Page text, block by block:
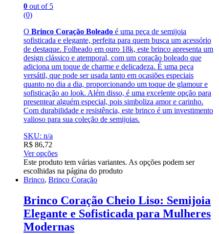
0 out of 5
(0)
O Brinco Coração Boleado é uma peça de semijoia
sofisticada e elegante, perfeita para quem busca um acessório
de destaque. Folheado em ouro 18k, este brinco apresenta um
design clássico e atemporal, com um coração boleado que
adiciona um toque de charme e delicadeza. É uma peça
versátil, que pode ser usada tanto em ocasiões especiais
quanto no dia a dia, proporcionando um toque de glamour e
sofisticação ao look. Além disso, é uma excelente opção para
presentear alguém especial, pois simboliza amor e carinho.
Com durabilidade e resistência, este brinco é um investimento
valioso para sua coleção de semijoias.
SKU: n/a
R$ 86,72
Ver opções
Este produto tem várias variantes. As opções podem ser
escolhidas na página do produto
Brinco, Brinco Coração
Brinco Coração Cheio Liso: Semijoia
Elegante e Sofisticada para Mulheres
Modernas